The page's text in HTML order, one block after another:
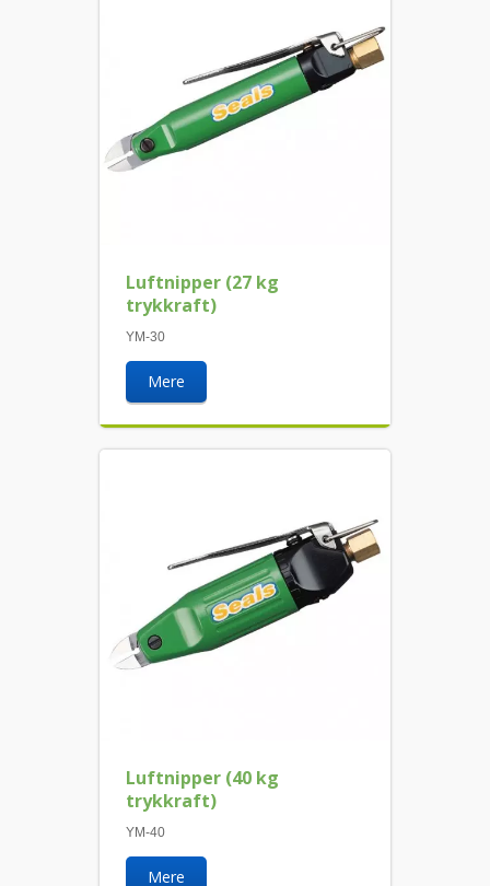
Luftnipper (27 kg
trykkraft)
YM-30
Mere
Luftnipper (40 kg
trykkraft)
YM-40
Mere